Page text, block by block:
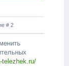
# 2
telezhek.ru/